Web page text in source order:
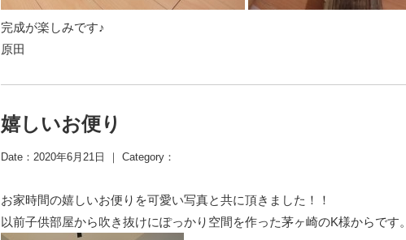
完成が楽しみです♪
原田
嬉しいお便り
Date：2020年6月21日 ｜ Category：
お家時間の嬉しいお便りを可愛い写真と共に頂きました！！
以前子供部屋から吹き抜けにぽっかり空間を作った茅ヶ崎のK様からです。